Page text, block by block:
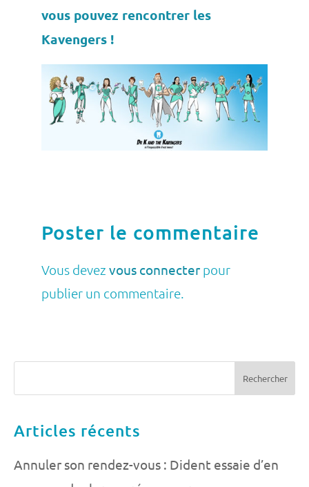
vous pouvez rencontrer les
Kavengers !
Poster le commentaire
Vous devez vous connecter pour
publier un commentaire.
Articles récents
Annuler son rendez-vous : Dident essaie d’en